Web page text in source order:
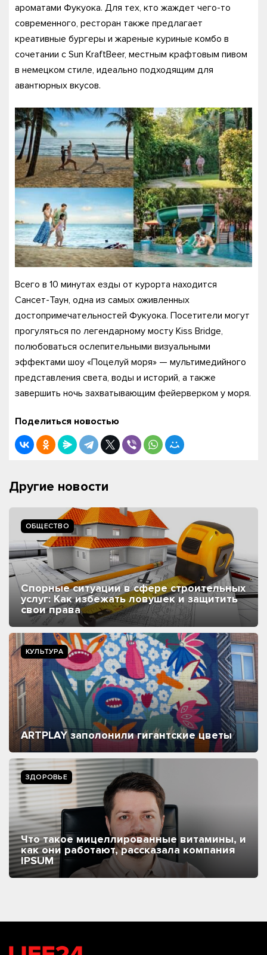
ароматами Фукуока. Для тех, кто жаждет чего-то
современного, ресторан также предлагает
креативные бургеры и жареные куриные комбо в
сочетании с Sun KraftBeer, местным крафтовым пивом
в немецком стиле, идеально подходящим для
авантюрных вкусов.
Всего в 10 минутах езды от курорта находится
Сансет-Таун, одна из самых оживленных
достопримечательностей Фукуока. Посетители могут
прогуляться по легендарному мосту Kiss Bridge,
полюбоваться ослепительными визуальными
эффектами шоу «Поцелуй моря» — мультимедийного
представления света, воды и историй, а также
завершить ночь захватывающим фейерверком у моря.
Поделиться новостью
Другие новости
ОБЩЕСТВО
Спорные ситуации в сфере строительных
услуг: Как избежать ловушек и защитить
свои права
КУЛЬТУРА
ARTPLAY заполонили гигантские цветы
ЗДОРОВЬЕ
Что такое мицеллированные витамины, и
как они работают, рассказала компания
IPSUM